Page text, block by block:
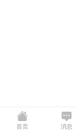
首页 消息